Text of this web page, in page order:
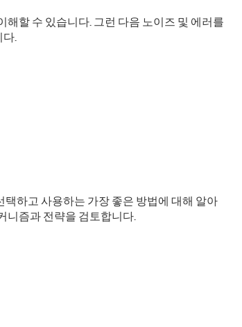
할 수 있습니다. 그런 다음 노이즈 및 에러를
.
하고 사용하는 가장 좋은 방법에 대해 알아
니즘과 전략을 검토합니다.